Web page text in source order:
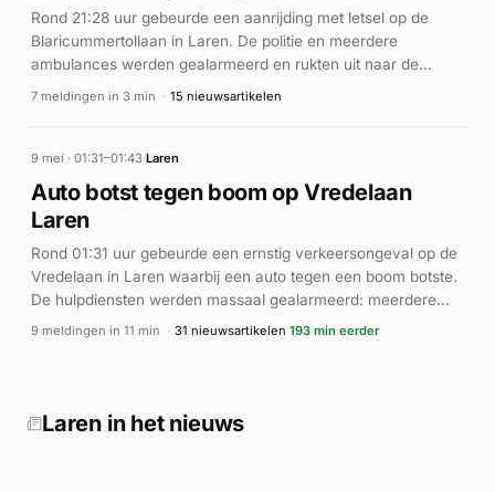
Rond 21:28 uur gebeurde een aanrijding met letsel op de
Blaricummertollaan in Laren. De politie en meerdere
ambulances werden gealarmeerd en rukten uit naar de
plaats van het ongeval. Naar aanleiding van de ernst van het
gewonden betrokken bij het ongeluk. De exacte toedracht en
verdere hulpverlening worden onderzocht.
7 meldingen in 3 min · 15 nieuwsartikelen
9 mei · 01:31–01:43·Laren
Auto botst tegen boom op Vredelaan
Laren
Rond 01:31 uur gebeurde een ernstig verkeersongeval op de
Vredelaan in Laren waarbij een auto tegen een boom botste.
De hulpdiensten werden massaal gealarmeerd: meerdere
ambulances, politie en brandweer (P1) kwamen ter plaatse.
medische hulp noodzakelijk. De snelheid van de
9 meldingen in 11 min · 31 nieuwsartikelen 193 min eerder
Laren in het nieuws